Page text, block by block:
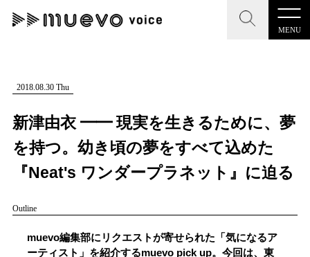
MENU
CLOSE
記事を検索する
#男性シンガー #HR/HM #女性シンガー
CLOSE
"読者の声を形にする”音楽特化メディア
記事一覧
プレスリリース一覧
2018.08.30 Thu
新津由衣 ━━ 現実を生きるために、夢
を持つ。幼き頃の夢をすべて込めた
『Neat's ワンダープラネット』に迫る
Outline
muevo編集部にリクエストが寄せられた「気になるア
ーティスト」を紹介するmuevo pick up。今回は、東